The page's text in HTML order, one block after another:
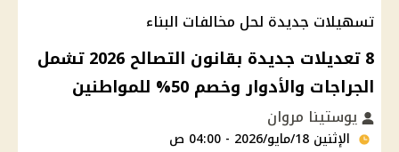
تسهيلات جديدة لحل مخالفات البناء
8 تعديلات جديدة بقانون التصالح 2026 تشمل
الجراجات والأدوار وخصم 50% للمواطنين
يوستينا مروان
الإثنين 18/مايو/2026 - 04:00 ص